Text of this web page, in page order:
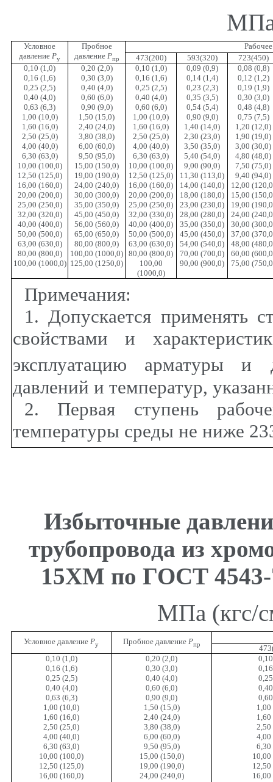
МПа
Условное
давление Ру
Пробное
давление Рпр
473(200)
593(320)
723(450)
0,10 (1,0)
0,20 (2,0) 0,10 (1,0) 0,09 (0,9)
0,08 (0,8)
0,16 (1,6)
0,30 (3,0) 0,16 (1,6) 0,14 (1,4)
0,12 (1,2)
0,25 (2,5)
0,40 (4,0) 0,25 (2,5) 0,23 (2,3)
0,19 (1,9)
0,40 (4,0)
0,60 (6,0) 0,40 (4,0) 0,35 (3,5)
0,30 (3,0)
0,63 (6,3)
0,90 (9,0) 0,60 (6,0) 0,54 (5,4)
0,48 (4,8)
1,00 (10,0)
1,50 (15,0) 1,00 (10,0) 0,90 (9,0)
0,75 (7,5)
1,60 (16,0)
2,40 (24,0) 1,60 (16,0) 1,40 (14,0)
1,20 (12,0)
2,50 (25,0)
3,80 (38,0) 2,50 (25,0) 2,30 (23,0)
1,90 (19,0)
4,00 (40,0)
6,00 (60,0) 4,00 (40,0) 3,50 (35,0)
3,00 (30,0)
6,30 (63,0)
9,50 (95,0) 6,30 (63,0) 5,40 (54,0)
4,80 (48,0)
10,00 (100,0)
15,00 (150,0) 10,00 (100,0) 9,00 (90,0)
7,50 (75,0)
12,50 (125,0)
19,00 (190,0) 12,50 (125,0) 11,30 (113,0)
9,40 (94,0)
16,00 (160,0)
24,00 (240,0) 16,00 (160,0) 14,00 (140,0)
12,00
20,00 (200,0)
30,00 (300,0) 20,00 (200,0) 18,00 (180,0)
15,00
25,00 (250,0)
35,00 (350,0) 25,00 (250,0) 23,00 (230,0)
19,00
32,00 (320,0)
45,00 (450,0) 32,00 (330,0) 28,00 (280,0)
24,00
40,00 (400,0)
56,00 (560,0) 40,00 (400,0) 35,00 (350,0)
30,00
50,00 (500,0)
65,00 (650,0) 50,00 (500,0) 45,00 (450,0)
37,00
63,00 (630,0)
80,00 (800,0) 63,00 (630,0) 54,00 (540,0)
48,00
80,00 (800,0)
100,00 (1000,0) 80,00 (800,0) 70,00 (700,0)
60,00
100,00 (1000,0) 125,00 (1250,0)
100,00
(1000,0)
90,00 (900,0) 75,00
Примечания:
1. Допускается применять
свойствами и
эксплуатацию арматуры и
давлений и температур,
2. Первая ступень
температуры среды не ниже
Избыточные
трубопровода из
15ХМ по ГОСТ
МПа (кгс/
Условное давление Ру Пробное давление Рпр
0,10 (1,0)
0,20 (2,0)
0,16 (1,6)
0,30 (3,0)
0,25 (2,5)
0,40 (4,0)
0,40 (4,0)
0,60 (6,0)
0,63 (6,3)
0,90 (9,0)
1,00 (10,0)
1,50 (15,0)
1,00
1,60 (16,0)
2,40 (24,0)
1,60
2,50 (25,0)
3,80 (38,0)
2,50
4,00 (40,0)
6,00 (60,0)
4,00
6,30 (63,0)
9,50 (95,0)
6,30
10,00 (100,0)
15,00 (150,0)
10,00
12,50 (125,0)
19,00 (190,0)
12,50
16,00 (160,0)
24,00 (240,0)
16,00